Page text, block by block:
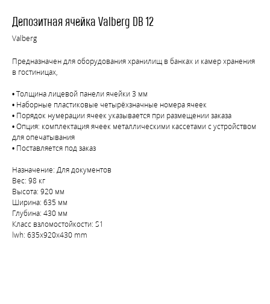
Депозитная ячейка Valberg DB 12
Valberg
Предназначен для оборудования хранилищ в банках и камер хранения
в гостиницах,
• Толщина лицевой панели ячейки 3 мм
• Наборные пластиковые четырёхзначные номера ячеек
• Порядок нумерации ячеек указывается при размещении заказа
• Опция: комплектация ячеек металлическими кассетами с устройством
для опечатывания
• Поставляется под заказ
Назначение: Для документов
Вес: 98 кг
Высота: 920 мм
Ширина: 635 мм
Глубина: 430 мм
Класс взломостойкости: S1
lwh: 635x920x430 mm